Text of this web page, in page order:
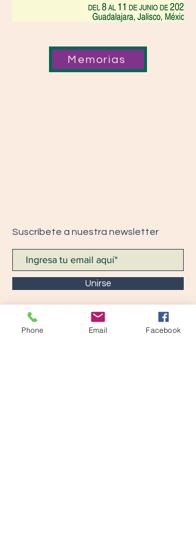
Memorias
Suscríbete a nuestra newsletter
Unirse
Phone Email Facebook